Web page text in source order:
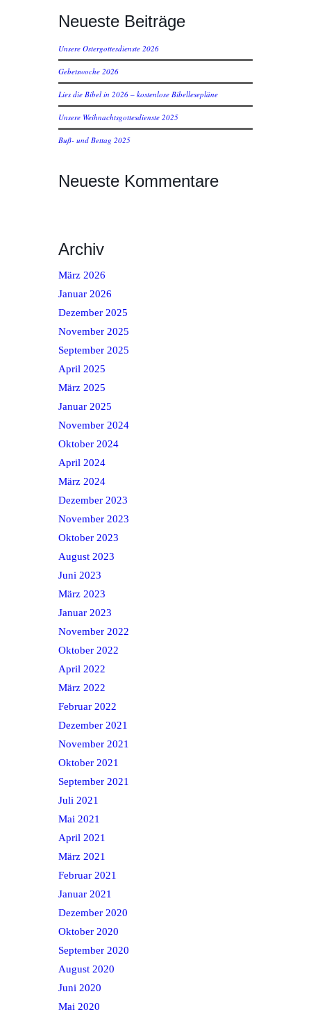
Neueste Beiträge
Unsere Ostergottesdienste 2026
Gebetswoche 2026
Lies die Bibel in 2026 – kostenlose Bibellesepläne
Unsere Weihnachtsgottesdienste 2025
Buß- und Bettag 2025
Neueste Kommentare
Archiv
März 2026
Januar 2026
Dezember 2025
November 2025
September 2025
April 2025
März 2025
Januar 2025
November 2024
Oktober 2024
April 2024
März 2024
Dezember 2023
November 2023
Oktober 2023
August 2023
Juni 2023
März 2023
Januar 2023
November 2022
Oktober 2022
April 2022
März 2022
Februar 2022
Dezember 2021
November 2021
Oktober 2021
September 2021
Juli 2021
Mai 2021
April 2021
März 2021
Februar 2021
Januar 2021
Dezember 2020
Oktober 2020
September 2020
August 2020
Juni 2020
Mai 2020